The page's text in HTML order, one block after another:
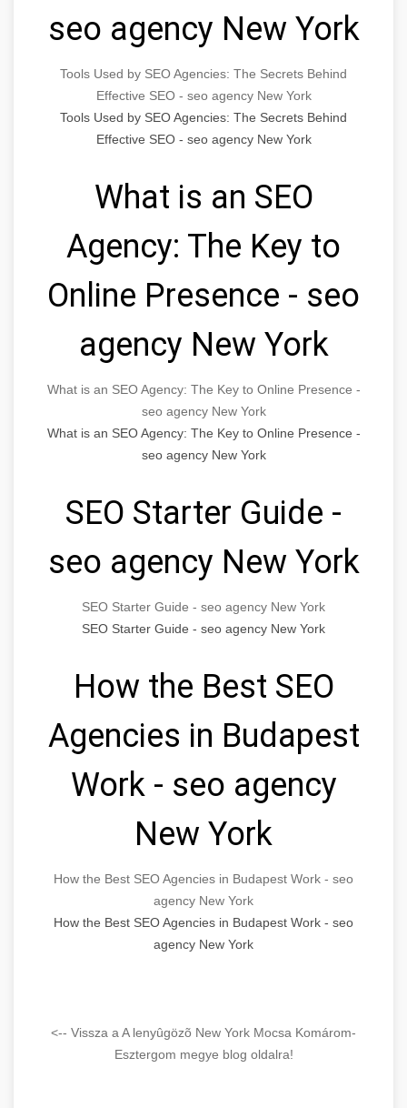
seo agency New York
Tools Used by SEO Agencies: The Secrets Behind
Effective SEO - seo agency New York
Tools Used by SEO Agencies: The Secrets Behind
Effective SEO - seo agency New York
What is an SEO
Agency: The Key to
Online Presence - seo
agency New York
What is an SEO Agency: The Key to Online Presence -
seo agency New York
What is an SEO Agency: The Key to Online Presence -
seo agency New York
SEO Starter Guide -
seo agency New York
SEO Starter Guide - seo agency New York
SEO Starter Guide - seo agency New York
How the Best SEO
Agencies in Budapest
Work - seo agency
New York
How the Best SEO Agencies in Budapest Work - seo
agency New York
How the Best SEO Agencies in Budapest Work - seo
agency New York
<-- Vissza a A lenyûgözõ New York Mocsa Komárom-
Esztergom megye blog oldalra!